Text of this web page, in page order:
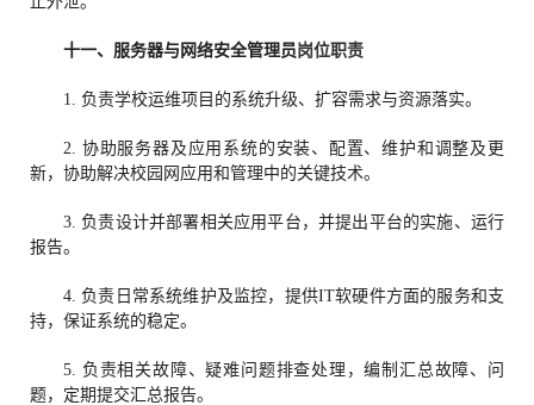
十一、 服务器与网络安全管理员岗位职责
1. 负责学校运维项目的系统升级、扩容需求与资源落实。
2. 协助服务器及应用系统的安装、配置、维护和调整及更
新，协助解决校园网应用和管理中的关键技术。
3. 负责设计并部署相关应用平台，并提出平台的实施、运行
报告。
4. 负责日常系统维护及监控，提供IT软硬件方面的服务和支
持，保证系统的稳定。
5. 负责相关故障、疑难问题排查处理，编制汇总故障、问
题，定期提交汇总报告。